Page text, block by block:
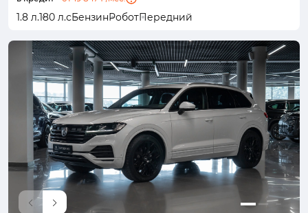
1.8 л.180 л.сБензинРоботПередний